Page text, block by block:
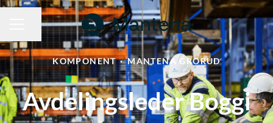
KARRIEREMENY
Del siden
KOMPONENT · MANTENA GRORUD
Avdelingsleder Boggi